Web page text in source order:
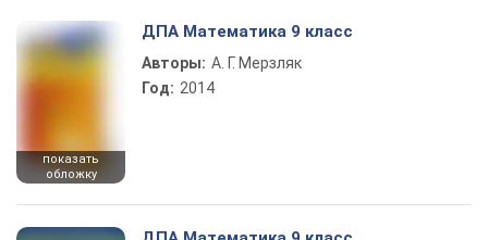
показать
обложку
ДПА Математика 9 класс
Авторы: А. Г. Мерзляк
Год: 2014